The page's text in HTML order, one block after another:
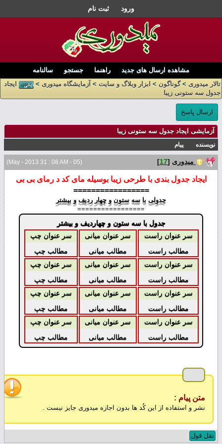
ورود ثبت نام
مشاهده ارسال های جدید راهنما جستجو
سالنامه
تالار میدوری >گوناگون > ابزار وبلاگ و سایت > آزمایشگاه میدوری >
ایجاد
جدول سه ستونی زیبا
ارسال پاسخ
آزمایشی ایجاد جدول سه ستونی زیبا
نویسنده پیام
(05 - May - 2013 31 : 08 AM) میدوری [
17
]
ایجاد جدول بندی با طرحی زیبا بوسیله مای کد د رمای بی بی
=================
جدولی با سه ستون و چهار ردیف و بیشتر
=================
جدول با سه ستون و چهاردیف و بیشتر
سر عنوان راست
مطالب راست
سر عنوان میانی
مطالب میانی
سر عنوان چپ
مطالب چپ
سر عنوان راست
مطالب راست
سر عنوان میانی
مطالب میانی
سر عنوان چپ
مطالب چپ
سر عنوان راست
مطالب راست
سر عنوان میانی
مطالب میانی
سر عنوان چپ
مطالب چپ
سر عنوان راست
مطالب راست
سر عنوان میانی
مطالب میانی
سر عنوان چپ
مطالب چپ
متن پیام :
نشر و استفاده از این کُد ها بدون اجازه میدوری جایز نیست .
نقل قول